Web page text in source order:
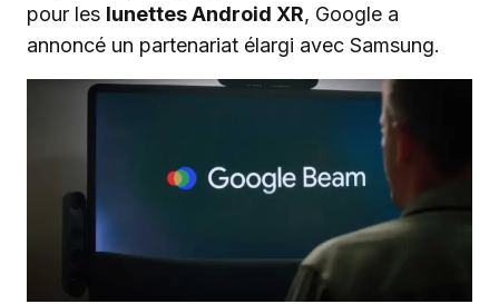
pour les lunettes Android XR, Google a
annoncé un partenariat élargi avec Samsung.